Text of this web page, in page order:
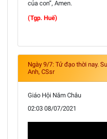
của con”, Amen.
(Tgp. Huế)
Ngày 9/7: Tử đạo thời nay.
Anh, CSsr
Giáo Hội Năm Châu
02:03 08/07/2021